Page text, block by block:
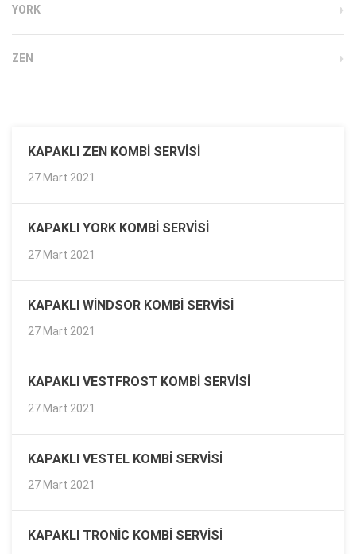
YORK
ZEN
KAPAKLI ZEN KOMBI SERVISI
27 Mart 2021
KAPAKLI YORK KOMBI SERVISI
27 Mart 2021
KAPAKLI WINDSOR KOMBI SERVISI
27 Mart 2021
KAPAKLI VESTFROST KOMBI SERVISI
27 Mart 2021
KAPAKLI VESTEL KOMBI SERVISI
27 Mart 2021
KAPAKLI TRONIC KOMBI SERVISI